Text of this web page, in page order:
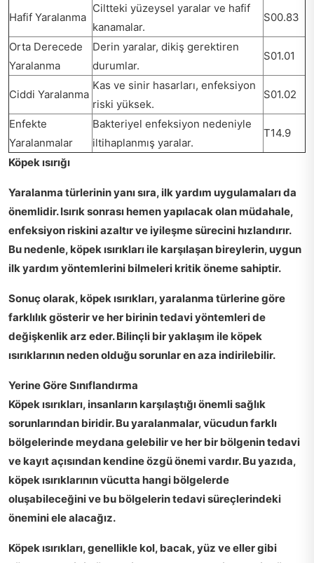
Hafif Yaralanma
Ciltteki yüzeysel yaralar ve hafif
kanamalar.
S00.83
Orta Derecede
Yaralanma
Derin yaralar, dikiş gerektiren
durumlar.
S01.01
Ciddi Yaralanma
Kas ve sinir hasarları, enfeksiyon
riski yüksek.
S01.02
Enfekte
Yaralanmalar
Bakteriyel enfeksiyon nedeniyle
iltihaplanmış yaralar.
T14.9
Köpek ısırığı
Yaralanma türlerinin yanı sıra, ilk yardım uygulamalarıda
önemlidir. Isırık sonrası hemen yapılacak olan müdahale,
enfeksiyon riskini azaltır ve iyileşme sürecini hızlandırır.
Bu nedenle, köpek ısırıkları ile karşılaşan bireylerin, uygun
ilk yardım yöntemlerini bilmeleri kritik öneme sahiptir.
Sonuç olarak, köpek ısırıkları, yaralanma türlerine göre
farklılık gösterir ve her birinin tedavi yöntemleri de
değişkenlik arz eder. Bilinçli bir yaklaşım ile köpek
ısırıklarının neden olduğu sorunlar en aza indirilebilir.
Yerine Göre Sınıflandırma
Köpek ısırıkları, insanların karşılaştığı önemli sağlık
sorunlarından biridir. Bu yaralanmalar, vücudun farklı
bölgelerinde meydana gelebilir ve her bir bölgenin tedavi
ve kayıt açısından kendine özgü önemi vardır. Bu yazıda,
köpek ısırıklarının vücutta hangi bölgelerde
oluşabileceğini ve bu bölgelerin tedavi süreçlerindeki
önemini ele alacağız.
Köpek ısırıkları, genellikle kol, bacak,yüz veellergibi